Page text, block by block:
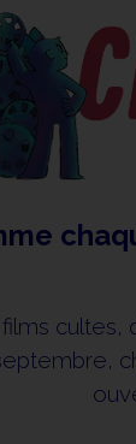
cultes,